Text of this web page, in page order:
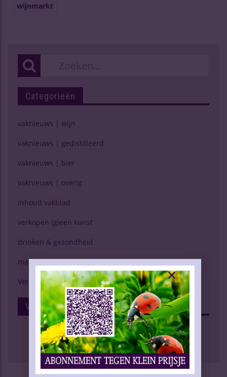
wijnmarkt
Categorieën
vaknieuws | wijn
vaknieuws | gedistilleerd
vaknieuws | bier
vaknieuws | overig
inhoud vakblad
verkopen (g)een kunst
drinken & gezondheid
marktspiegel
Verschijning Drinks Slijtersvakblad
Volg Ons Op Facebook